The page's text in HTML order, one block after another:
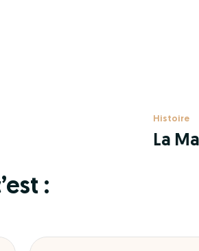
Histoire
La
: